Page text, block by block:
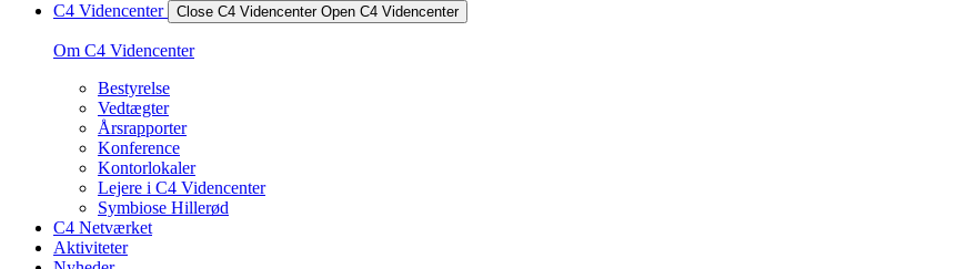
C4 Videncenter
Close C4 Videncenter Open C4 Videncenter
Om C4 Videncenter
Bestyrelse
Vedtægter
Årsrapporter
Konference
Kontorlokaler
Lejere i C4 Videncenter
Symbiose Hillerød
C4 Netværket
Aktiviteter